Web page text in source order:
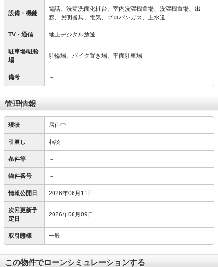
設備・機能
電話、洗髪洗面化粧台、室内洗濯機置場、洗濯機置場、出
窓、照明器具、電気、プロパンガス、上水道
TV・通信 地上デジタル放送
駐車場/駐輪
場
駐輪場、バイク置き場、平面駐車場
備考 －
管理情報
現状 居住中
引渡し 相談
条件等 －
物件番号 －
情報公開日 2026年06月11日
次回更新予
定日
2026年08月09日
取引態様 一般
この物件でローンシミュレーションする